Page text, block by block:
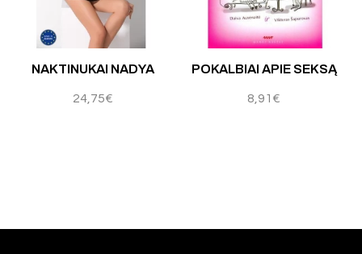
NAKTINUKAI NADYA
24,75€
POKALBIAI APIE SEKSĄ
8,91 €